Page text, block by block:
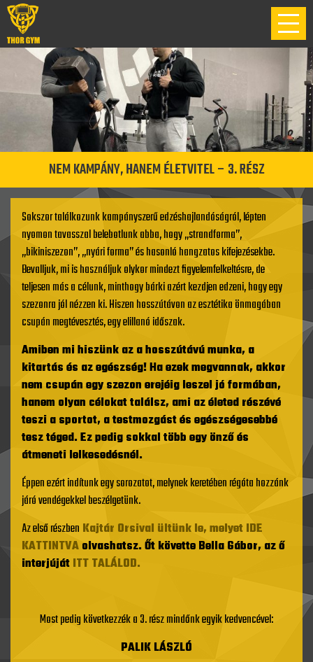
NEM KAMPÁNY, HANEM ÉLETVITEL – 3. RÉSZ
Sokszor találkozunk kampányszerű edzéshajlandóságról, lépten
nyomon tavasszal belebotlunk abba, hogy „strandforma”,
„bikiniszezon”, „nyári forma” és hasonló hangzatos kifejezésekbe.
Bevalljuk, mi is használjuk olykor mindezt figyelemfelkeltésre, de
teljesen más a célunk, minthogy bárki azért kezdjen edzeni, hogy egy
szezonra jól nézzen ki. Hiszen hosszútávon az esztétika önmagában
csupán megtévesztés, egy elillanó időszak.
Amiben mi hiszünk az a hosszútávú munka, a
kitartás és az egészség! Ha ezek megvannak, akkor
nem csupán egy szezon erejéig leszel jó formában,
hanem olyan célokat találsz, ami az életed részévé
teszi a sportot, a testmozgást és egészségesebbé
tesz téged. Ez pedig sokkal több egy önző és
átmeneti lelkesedésnél.
Éppen ezért indítunk egy sorozatot, melynek keretében régóta hozzánk
járó vendégekkel beszélgetünk.
Az első részben Kajtár Orsival ültünk le, melyet IDE
KATTINTVAolvashatsz. Őt követte Bella Gábor, az ő
interjújátITT TALÁLOD.
Most pedig következzék a 3. rész mindőnk egyik kedvencével:
PALIK LÁSZLÓ